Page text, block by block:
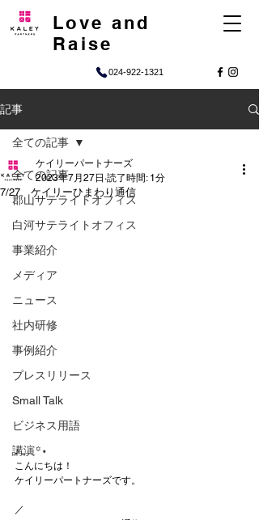
024-922-1321
Love and
Raise
記事
全ての記事
郡山サテライトオフィス
白河サテライトオフィス
事業紹介
メディア
ニュース
社内研修
事例紹介
プレスリリース
Small Talk
ビジネス用語
講演
全ての記事
7/27 ケイリーひまわり通信
ケイリーパートナーズ
2023年7月27日 読了時間: 1分
‎♪ 𓈒𓂃꙳⋆
こんにちは！
ケイリーパートナーズです。
／